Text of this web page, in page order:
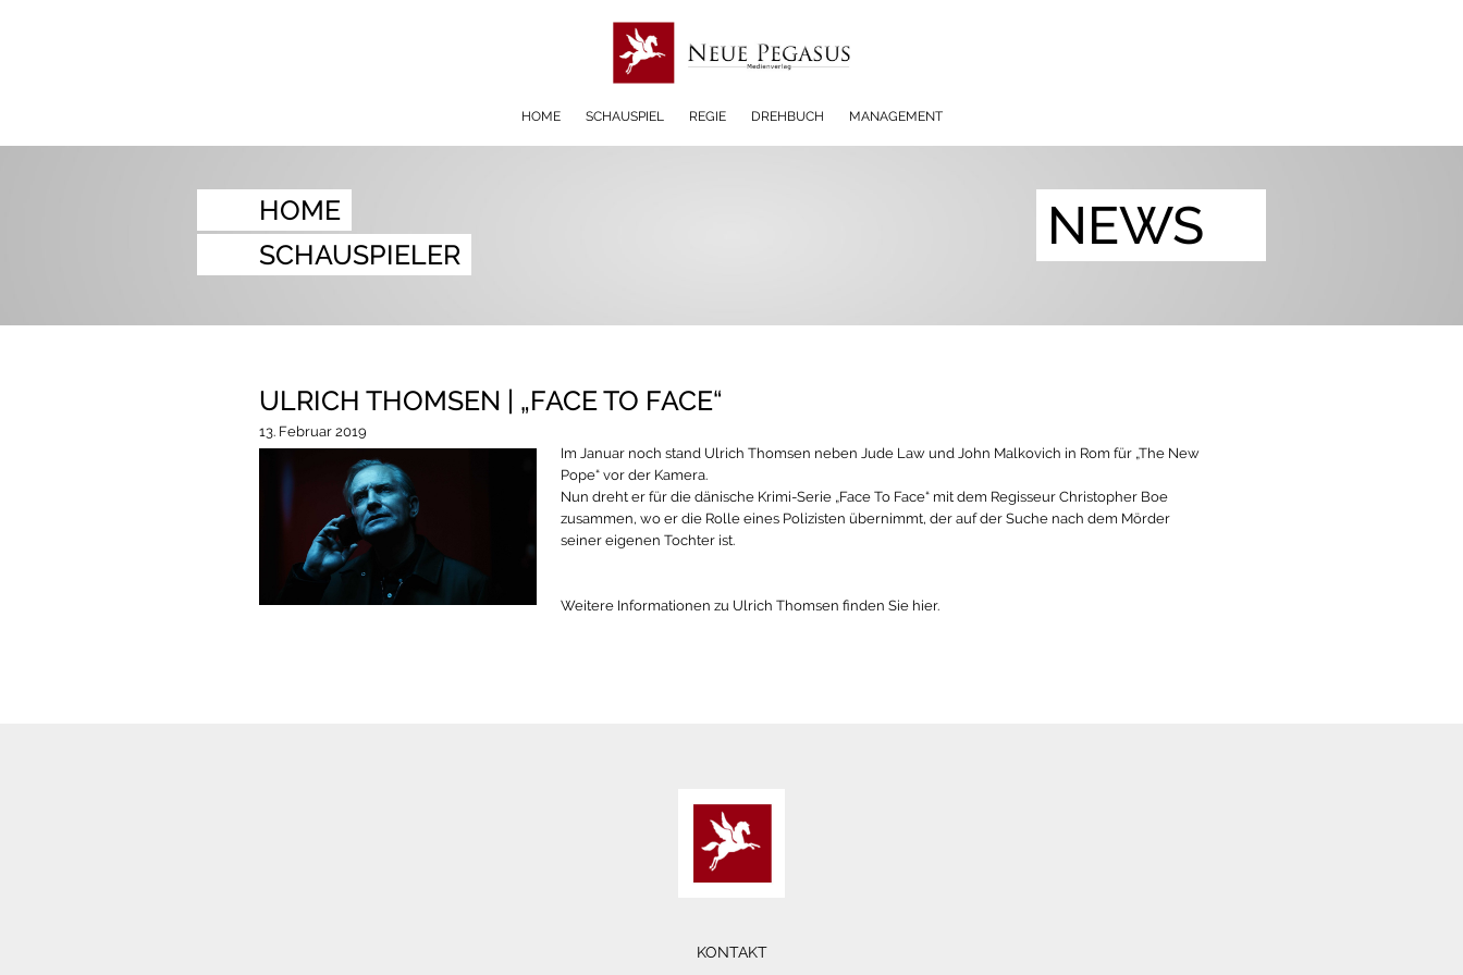
HOME SCHAUSPIEL REGIE DREHBUCH MANAGEMENT
HOME
SCHAUSPIELER
NEWS
ULRICH THOMSEN | „FACE TO FACE“
13. Februar 2019
Im Januar noch stand Ulrich Thomsen neben Jude Law und John Malkovich in Rom für „The New
Pope“ vor der Kamera.
Nun dreht er für die dänische Krimi-Serie „Face To Face“ mit dem Regisseur Christopher Boe
zusammen, wo er die Rolle eines Polizisten übernimmt, der auf der Suche nach dem Mörder
seiner eigenen Tochter ist.
Weitere Informationen zu Ulrich Thomsen finden Sie hier.
KONTAKT